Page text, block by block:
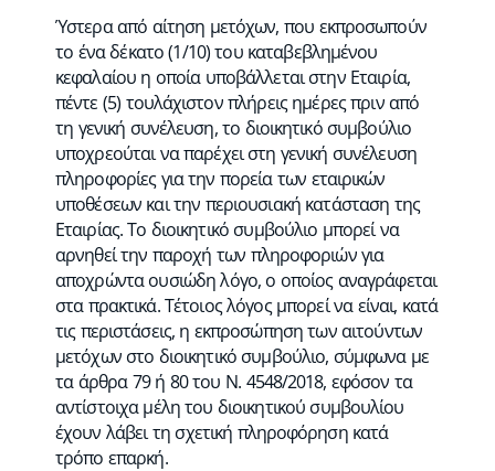
Ύστερα από αίτηση μετόχων, που εκπροσωπούν
το ένα δέκατο (1/10) του καταβεβλημένου
κεφαλαίου η οποία υποβάλλεται στην Εταιρία,
πέντε (5) τουλάχιστον πλήρεις ημέρες πριν από
τη γενική συνέλευση, το διοικητικό συμβούλιο
υποχρεούται να παρέχει στη γενική συνέλευση
πληροφορίες για την πορεία των εταιρικών
υποθέσεων και την περιουσιακή κατάσταση της
Εταιρίας. Το διοικητικό συμβούλιο μπορεί να
αρνηθεί την παροχή των πληροφοριών για
αποχρώντα ουσιώδη λόγο, ο οποίος αναγράφεται
στα πρακτικά. Τέτοιος λόγος μπορεί να είναι, κατά
τις περιστάσεις, η εκπροσώπηση των αιτούντων
μετόχων στο διοικητικό συμβούλιο, σύμφωνα με
τα άρθρα 79 ή 80 του Ν. 4548/2018, εφόσον τα
αντίστοιχα μέλη του διοικητικού συμβουλίου
έχουν λάβει τη σχετική πληροφόρηση κατά
τρόπο επαρκή.